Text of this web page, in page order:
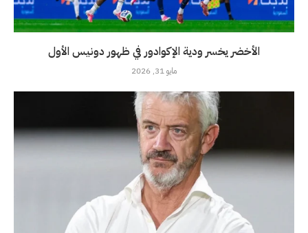
الأخضر يخسر ودية الإكوادور في ظهور دونيس الأول
مايو 31, 2026